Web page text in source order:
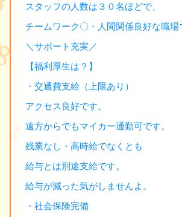
スタッフの人数は３０名ほどで、
チームワーク〇・人間関係良好な職場
＼サポート充実／
【福利厚生は？】
・交通費支給（上限あり）
アクセス良好です。
遠方からでもマイカー通勤可です。
残業なし・高時給でなくとも
給与とは別途支給です。
給与が減った気がしませんよ。
・社会保険完備